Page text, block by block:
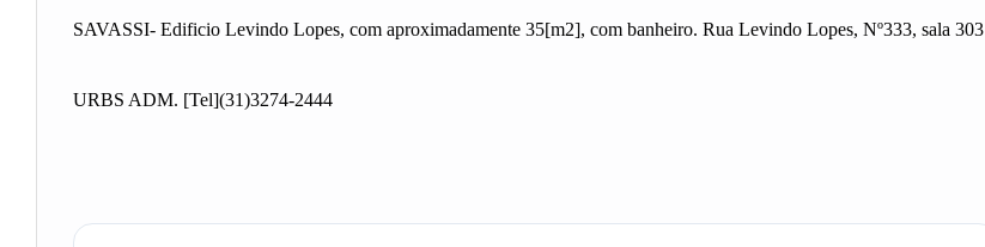
SAVASSI- Edificio Levindo Lopes, com aproximadamente 35[m2], com banheiro. Rua Levindo Lopes, Nº333, sala 303
URBS ADM. [Tel](31)3274-2444